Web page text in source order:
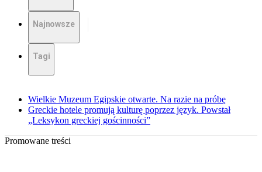
Najnowsze
Tagi
Wielkie Muzeum Egipskie otwarte. Na razie na próbę
Greckie hotele promują kulturę poprzez język. Powstał
„Leksykon greckiej gościnności”
Promowane treści